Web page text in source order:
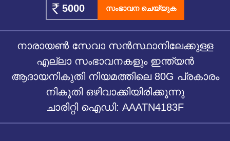
സംഭാവന ചെയ്യുക
നാരായൺ സേവാ സൻസ്ഥാനിലേക്കുള്ള
എല്ലാ സംഭാവനകളും ഇന്ത്യൻ
ആദായനികുതി നിയമത്തിലെ 80G പ്രകാരം
നികുതി ഒഴിവാക്കിയിരിക്കുന്നു
ചാരിറ്റി ഐഡി: AAATN4183F